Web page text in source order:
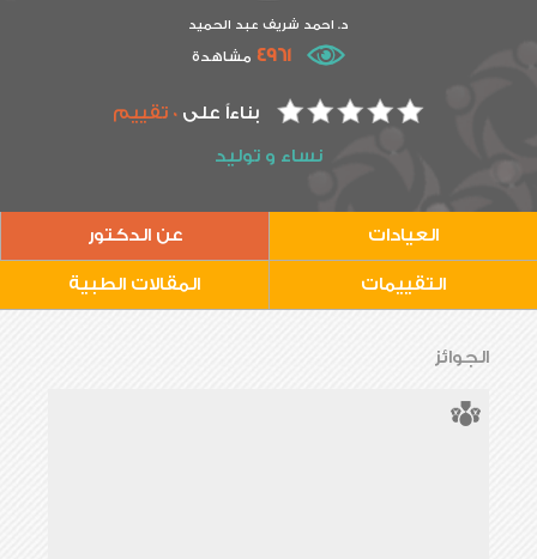
د. احمد شريف عبد الحميد
4961 مشاهدة
بناءاً على0 تقييم
نساء و توليد
العيادات عن الدكتور
التقييمات المقالات الطبية
الجوائز